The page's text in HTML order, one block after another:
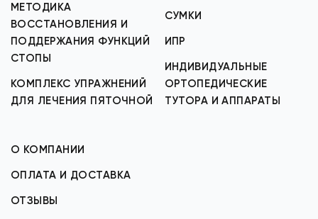
МЕТОДИКА
ВОССТАНОВЛЕНИЯ И
ПОДДЕРЖАНИЯ ФУНКЦИЙ
СТОПЫ
КОМПЛЕКС УПРАЖНЕНИЙ
ДЛЯ ЛЕЧЕНИЯ ПЯТОЧНОЙ
СУМКИ
ИПР
ИНДИВИДУАЛЬНЫЕ
ОРТОПЕДИЧЕСКИЕ
ТУТОРА И АППАРАТЫ
О КОМПАНИИ
ОПЛАТА И ДОСТАВКА
ОТЗЫВЫ